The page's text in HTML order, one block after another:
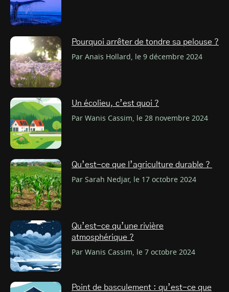
Pourquoi arrêter de tondre sa pelouse ?
Par Anaïs Hollard, le 9 décembre 2024
Un écolieu, c’est quoi ?
Par Wanis Cassim, le 28 novembre 2024
Qu’est-ce que l’agriculture durable ?
Par Sarah Nedjar, le 17 octobre 2024
Qu’est-ce qu’une rivière
atmosphérique ?
Par Wanis Cassim, le 7 octobre 2024
Point de basculement : qu’est-ce que